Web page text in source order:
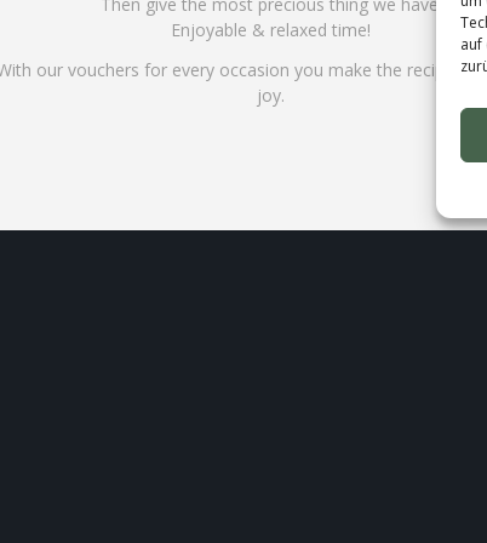
auf
Enjoyable & relaxed time!
our vouchers for every occasion you make the recipient
joy.